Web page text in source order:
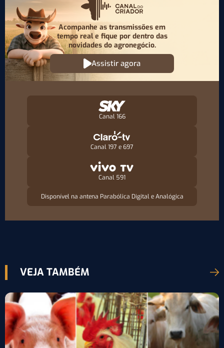
Acompanhe as transmissões em
tempo real e fique por dentro das
novidades do agronegócio.
Assistir agora
Canal 166
Canal 197 e 697
Canal 591
Disponível na antena Parabólica Digital e Analógica
VEJA TAMBÉM